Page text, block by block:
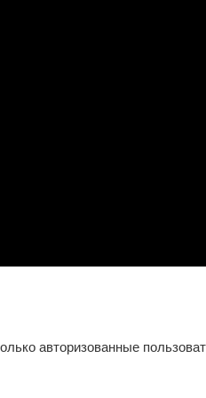
авторизованные